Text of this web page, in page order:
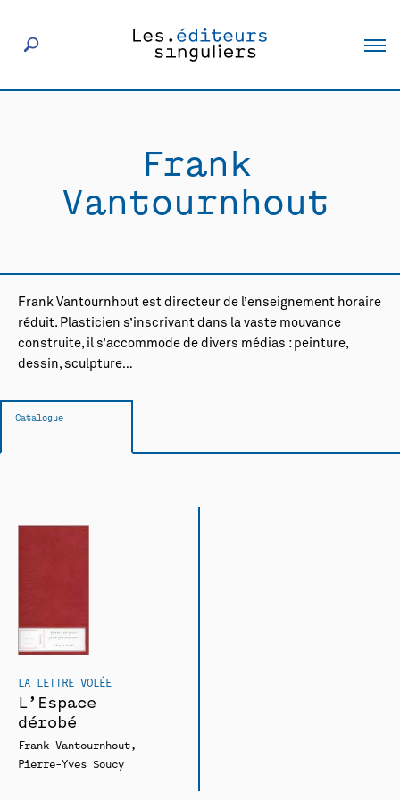
Actualités
Rencontres
Frank
Vantournhout
Frank Vantournhout est directeur de l’enseignement horaire
réduit. Plasticien s’inscrivant dans la vaste mouvance
construite, il s’accommode de divers médias : peinture,
dessin, sculpture…
Catalogue
LA LETTRE VOLÉE
L’Espace
dérobé
Frank Vantournhout
Pierre-Yves Soucy